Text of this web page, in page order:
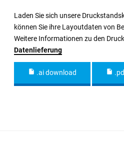
Laden Sie sich unsere
können Sie ihre Layoutdaten von
Weitere Informationen zu den
Datenlieferung
.ai download